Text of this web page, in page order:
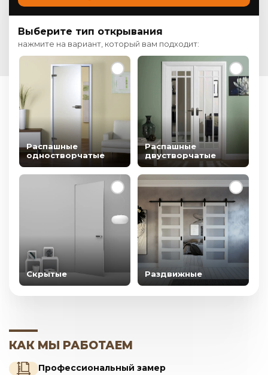
Выберите тип открывания
нажмите на вариант, который вам подходит:
Распашные
одностворчатые
Распашные
двустворчатые
Скрытые Раздвижные
КАК МЫ РАБОТАЕМ
Профессиональный замер